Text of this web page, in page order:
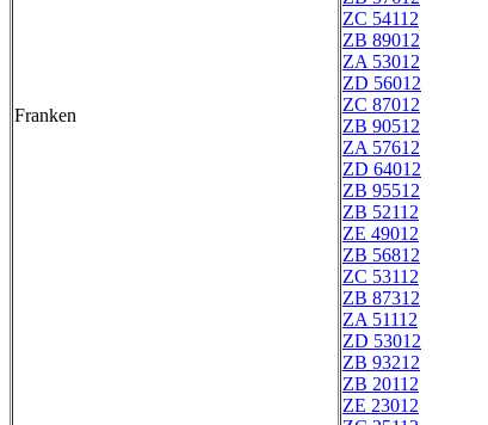
Franken
ZC 54112
ZB 89012
ZA 53012
ZD 56012
ZC 87012
ZB 90512
ZA 57612
ZD 64012
ZB 95512
ZB 52112
ZE 49012
ZB 56812
ZC 53112
ZB 87312
ZA 51112
ZD 53012
ZB 93212
ZB 20112
ZE 23012